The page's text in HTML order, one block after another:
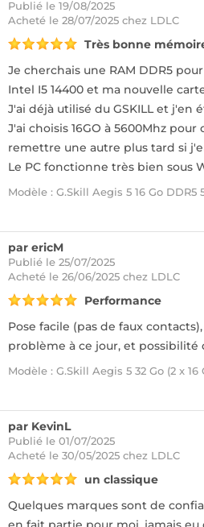
Publié le 19/08/2025
Acheté le 28/07/2025 chez LDLC
Très bonne
Je cherchais une RAM DDR5
Intel I5 14400 et ma nouvelle
J'ai déjà utilisé du GSKILL et j'en
J'ai choisis 16GO à 5600Mhz
remettre une autre plus tard si
Le PC fonctionne très bien sous
Modèle : G.Skill Aegis 5 16 Go DDR5
par ericM
Publié le 25/07/2025
Acheté le 26/06/2025 chez LDLC
Performance
Pose facile (pas de faux
problème à ce jour, et possibilité
Modèle : G.Skill Aegis 5 32 Go (2 x
par KevinL
Publié le 01/07/2025
Acheté le 30/05/2025 chez LDLC
un classique
Quelques marques sont de